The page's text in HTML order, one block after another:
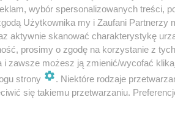
nietypową budowę nowej
wybór spersonalizowanych treści,
Użytkownika my i Zaufani Partnerzy
aktywnie skanować charakterystykę
prosimy o zgodę na korzystanie z
i zawsze możesz ją zmienić/wycofać
strony
. Niektóre rodzaje
się takiemu przetwarzaniu.